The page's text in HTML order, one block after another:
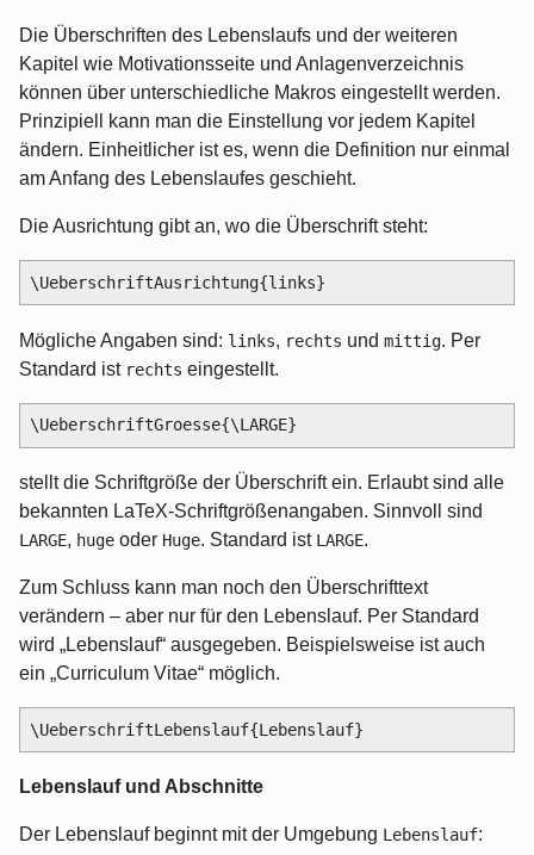
Die Überschriften des Lebenslaufs und der weiteren
Kapitel wie Motivationsseite und Anlagenverzeichnis
können über unterschiedliche Makros eingestellt werden.
Prinzipiell kann man die Einstellung vor jedem Kapitel
ändern. Einheitlicher ist es, wenn die Definition nur einmal
am Anfang des Lebenslaufes geschieht.
Die Ausrichtung gibt an, wo die Überschrift steht:
Mögliche Angaben sind: links, rechts und mittig. Per
Standard ist rechts eingestellt.
stellt die Schriftgröße der Überschrift ein. Erlaubt sind alle
bekannten LaTeX-Schriftgrößenangaben. Sinnvoll sind
LARGE, huge oder Huge. Standard ist LARGE.
Zum Schluss kann man noch den Überschrifttext
verändern – aber nur für den Lebenslauf. Per Standard
wird „Lebenslauf“ ausgegeben. Beispielsweise ist auch
ein „Curriculum Vitae“ möglich.
Lebenslauf und Abschnitte
Der Lebenslauf beginnt mit der Umgebung Lebenslauf: